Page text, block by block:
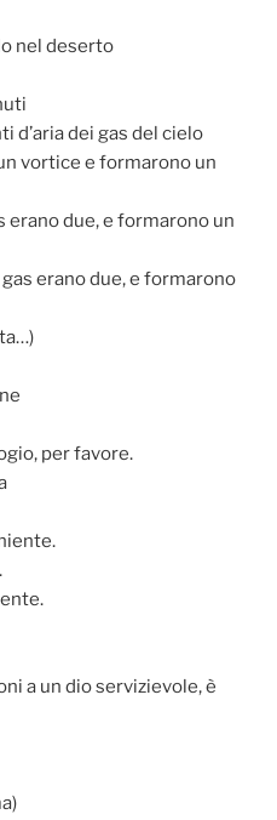
nel deserto
d’aria dei gas del cielo
vortice e formarono un
erano due, e formarono un
gas erano due, e formarono
per favore.
a un dio servizievole, è